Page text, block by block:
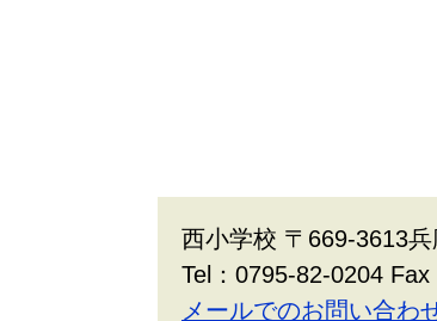
西小学校 〒669-3613
Tel：0795-82-0204
メールでのお問い合わ